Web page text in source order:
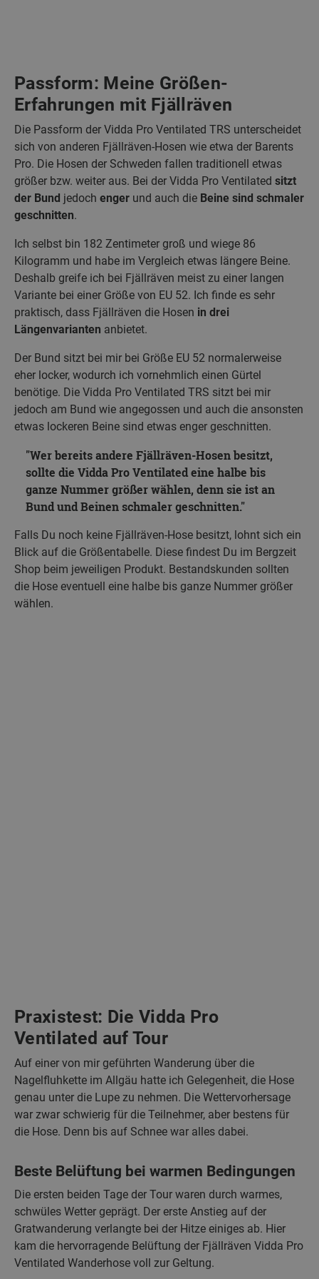
Passform: Meine Größen-
Erfahrungen mit Fjällräven
Die Passform der Vidda Pro Ventilated TRS unterscheidet
sich von anderen Fjällräven-Hosen wie etwa der Barents
Pro. Die Hosen der Schweden fallen traditionell etwas
größer bzw. weiter aus. Bei der Vidda Pro Ventilated sitzt
der Bund jedoch enger und auch die Beine sind schmaler
geschnitten.
Ich selbst bin 182 Zentimeter groß und wiege 86
Kilogramm und habe im Vergleich etwas längere Beine.
Deshalb greife ich bei Fjällräven meist zu einer langen
Variante bei einer Größe von EU 52. Ich finde es sehr
praktisch, dass Fjällräven die Hosen in drei
Längenvarianten anbietet.
Der Bund sitzt bei mir bei Größe EU 52 normalerweise
eher locker, wodurch ich vornehmlich einen Gürtel
benötige. Die Vidda Pro Ventilated TRS sitzt bei mir
jedoch am Bund wie angegossen und auch die ansonsten
etwas lockeren Beine sind etwas enger geschnitten.
Wer bereits andere Fjällräven-Hosen besitzt,
sollte die Vidda Pro Ventilated eine halbe bis
ganze Nummer größer wählen, denn sie ist an
Bund und Beinen schmaler geschnitten.
Falls Du noch keine Fjällräven-Hose besitzt, lohnt sich ein
Blick auf die Größentabelle. Diese findest Du im Bergzeit
Shop beim jeweiligen Produkt. Bestandskunden sollten
die Hose eventuell eine halbe bis ganze Nummer größer
wählen.
Praxistest: Die Vidda Pro
Ventilated auf Tour
Auf einer von mir geführten Wanderung über die
Nagelfluhkette im Allgäu hatte ich Gelegenheit, die Hose
genau unter die Lupe zu nehmen. Die Wettervorhersage
war zwar schwierig für die Teilnehmer, aber bestens für
die Hose. Denn bis auf Schnee war alles dabei.
Beste Belüftung bei warmen Bedingungen
Die ersten beiden Tage der Tour waren durch warmes,
schwüles Wetter geprägt. Der erste Anstieg auf der
Gratwanderung verlangte bei der Hitze einiges ab. Hier
kam die hervorragende Belüftung der Fjällräven Vidda Pro
Ventilated Wanderhose voll zur Geltung.